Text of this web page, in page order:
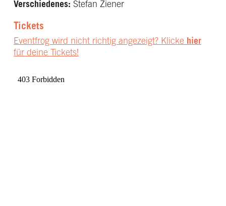
Verschiedenes: Stefan Ziener
Tickets
Eventfrog wird nicht richtig angezeigt? Klicke hier
für deine Tickets!